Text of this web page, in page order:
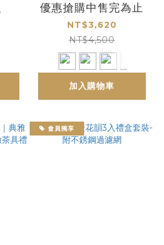
優惠搶購中售完為止
NT$3,620
NT$4,500
加入購物車
會員獨享